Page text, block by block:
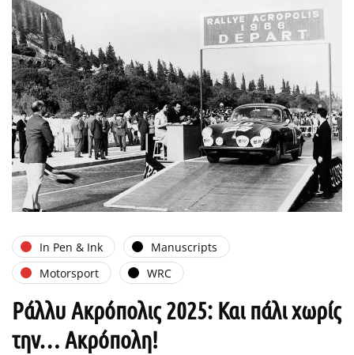
In Pen & Ink
Manuscripts
Motorsport
WRC
Ράλλυ Ακρόπολις 2025: Και πάλι χωρίς
την… Ακρόπολη!